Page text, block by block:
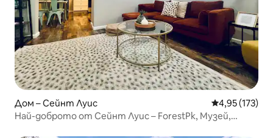
Дом – Сейнт Луис Средна
4,95 (173)
Най-доброто от Сейнт Луис – ForestPk, Музей,